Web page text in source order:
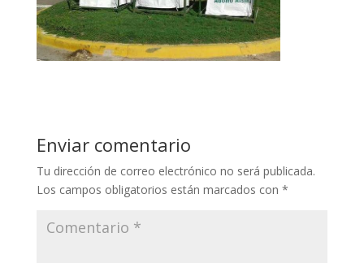
Enviar comentario
Tu dirección de correo electrónico no será publicada.
Los campos obligatorios están marcados con *